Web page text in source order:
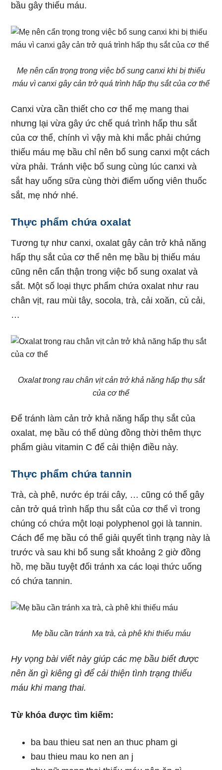
bầu gây thiếu máu.
Mẹ nên cẩn trọng trong việc bổ sung canxi khi bị thiếu
máu vì canxi gây cản trở quá trình hấp thụ sắt của cơ thể
Canxi vừa cần thiết cho cơ thể mẹ mang thai
nhưng lại vừa gây ức chế quá trình hấp thu sắt
của cơ thể, chính vì vậy mà khi mắc phải chứng
thiếu máu mẹ bầu chỉ nên bổ sung canxi một cách
vừa phải. Tránh việc bổ sung cùng lúc canxi và
sắt hay uống sữa cùng thời điểm uống viên thuốc
sắt, mẹ nhớ nhé.
Thực phẩm chứa oxalat
Tương tự như canxi, oxalat gây cản trở khả năng
hấp thụ sắt của cơ thể nên mẹ bầu bị thiếu máu
cũng nên cẩn thận trong việc bổ sung oxalat và
sắt. Một số loại thực phẩm chứa oxalat như rau
chân vịt, rau mùi tây, socola, trà, cải xoăn, củ cải,
…
Oxalat trong rau chân vịt cản trở khả năng hấp thụ sắt
của cơ thể
Để tránh làm cản trở khả năng hấp thụ sắt của
oxalat, mẹ bầu có thể dùng đồng thời thêm thực
phẩm giàu vitamin C để cải thiện điều này.
Thực phẩm chứa tannin
Trà, cà phê, nước ép trái cây, … cũng có thể gây
cản trở quá trình hấp thu sắt của cơ thể vì trong
chúng có chứa một loại polyphenol gọi là tannin.
Cách để mẹ bầu có thể giải quyết tình trạng này là
trước và sau khi bổ sung sắt khoảng 2 giờ đồng
hồ, mẹ bầu tuyệt đối tránh xa các loại thức uống
có chứa tannin.
Mẹ bầu cần tránh xa trà, cà phê khi thiếu máu
Hy vọng bài viết này giúp các mẹ bầu biết được
nên ăn gì kiêng gì để cải thiện tình trạng thiếu
máu khi mang thai.
Từ khóa được tìm kiếm:
ba bau thieu sat nen an thuc pham gi
bau thieu mau ko nen an j